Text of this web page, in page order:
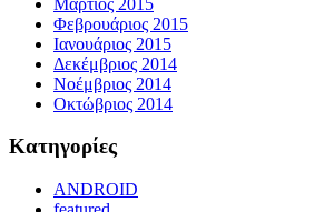
Φεβρουάριος 2015
Ιανουάριος 2015
Δεκέμβριος 2014
Νοέμβριος 2014
Οκτώβριος 2014
Kατηγορίες
ANDROID